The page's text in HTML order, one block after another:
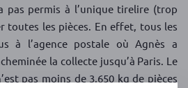
pas permis à l’unique tirelire (trop
toutes les pièces. En effet, tous les
à l’agence postale où Agnès a
la collecte jusqu’à Paris. Le
pas moins de 3,650 kg de pièces